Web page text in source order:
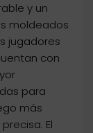
y un
moldeados
jugadores
con
para
más
El